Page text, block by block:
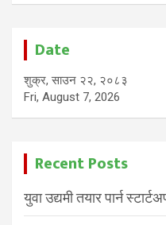
Date
शुक्र, साउन २२, २०८३
Fri, August 7, 2026
Recent Posts
युवा उद्यमी तयार पार्न